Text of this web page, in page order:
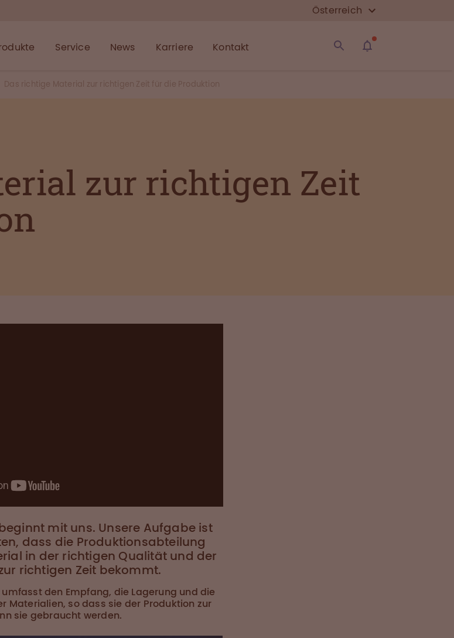
Österreich
Service News Karriere Kontakt
Das richtige Material zur richtigen Zeit für die Produktion
zur richtigen Zeit
mit uns. Unsere Aufgabe ist
dass die Produktionsabteilung
in der richtigen Qualität und der
richtigen Zeit bekommt.
den Empfang, die Lagerung und die
Materialien, so dass sie der Produktion zur
sie gebraucht werden.